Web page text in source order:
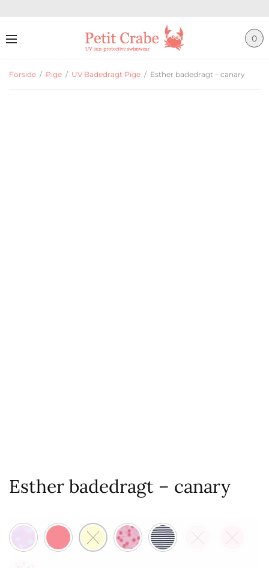
0
Forside / Pige / UV Badedragt Pige / Esther badedragt – canary
Esther badedragt – canary